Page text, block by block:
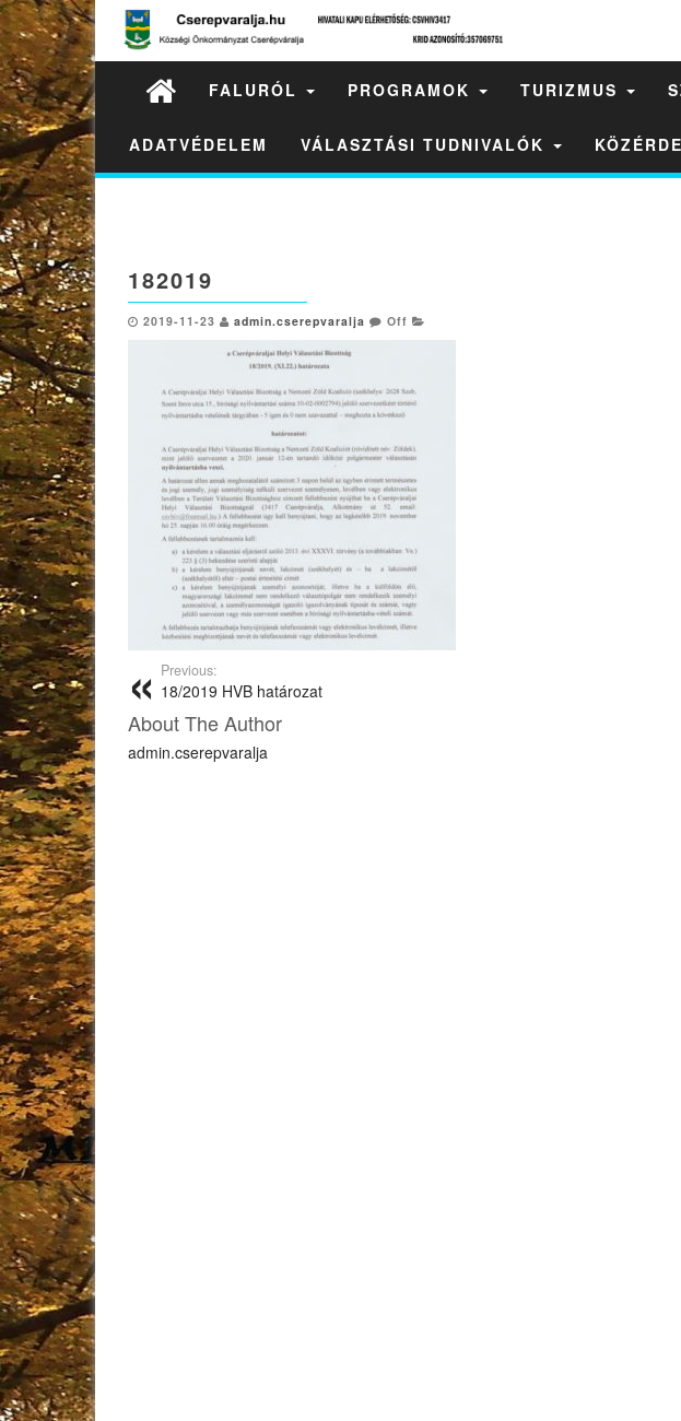
FALURÓL PROGRAMOK TURIZMUS
ADATVÉDELEM VÁLASZTÁSI TUDNIVALÓK
182019
2019-11-23 admin.cserepvaralja Off
Previous:
18/2019 HVB határozat
About The Author
admin.cserepvaralja